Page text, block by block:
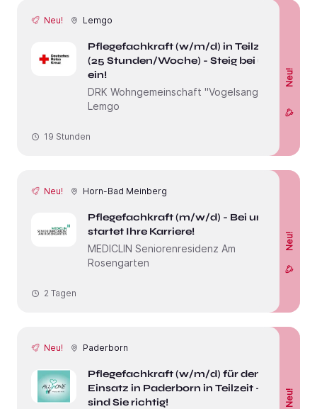
Neu! Lemgo
Pflegefachkraft (w/m/d) in Teilzeit
(25 Stunden/Woche) - Steig bei uns
ein!
DRK Wohngemeinschaft "Vogelsang"
Lemgo
Neu!
19 Stunden
Neu! Horn-Bad Meinberg
Pflegefachkraft (m/w/d) - Bei uns
startet Ihre Karriere!
MEDICLIN Seniorenresidenz Am
Rosengarten
Neu!
2 Tagen
Neu! Paderborn
Pflegefachkraft (w/m/d) für den
Einsatz in Paderborn in Teilzeit - Hier
sind Sie richtig!
Neu!